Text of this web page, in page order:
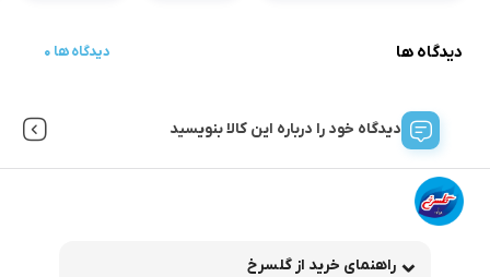
دیدگاه ها 0 دیدگاه ها
دیدگاه خود را درباره این کالا بنویسید
راهنمای خرید از گلسرخ